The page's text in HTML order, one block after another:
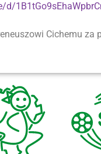
Cichemu za